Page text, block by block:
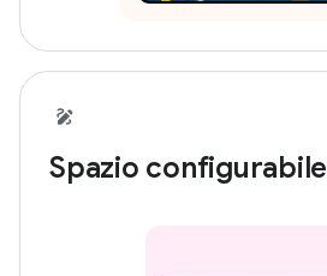
Spazio configurabile